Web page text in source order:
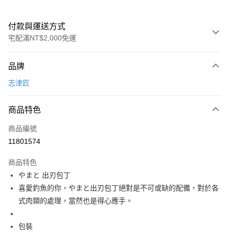
付款與運送方式
宅配滿NT$2,000免運
信用卡一次付款
6 期 0 利率 每期
合作金庫商業銀行
上海商業儲蓄銀行
臺灣中小企業銀行
匯豐（台灣）商業銀行
聯邦商業銀行
遠東國際商業銀行
元大商業銀行
永豐商業銀行
台灣樂天信用卡公司
LINE Pay
Apple Pay
街口支付
悠遊付
Google Pay
全盈+PAY
品牌
志津匠
商品特色
商品編號
11801574
商品特色
やまと 出刃包丁
喜愛釣魚的你，やまと出刃包丁絕對是不可或缺的配備，對於各
式肉類的處理，當然也是得心應手。
包裝